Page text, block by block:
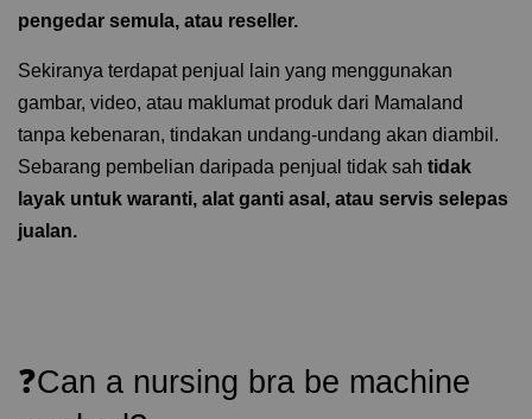
pengedar semula, atau reseller.
Sekiranya terdapat penjual lain yang menggunakan
gambar, video, atau maklumat produk dari Mamaland
tanpa kebenaran, tindakan undang-undang akan diambil.
Sebarang pembelian daripada penjual tidak sah tidak
layak untuk waranti, alat ganti asal, atau servis selepas
jualan.
❓Can a nursing bra be machine